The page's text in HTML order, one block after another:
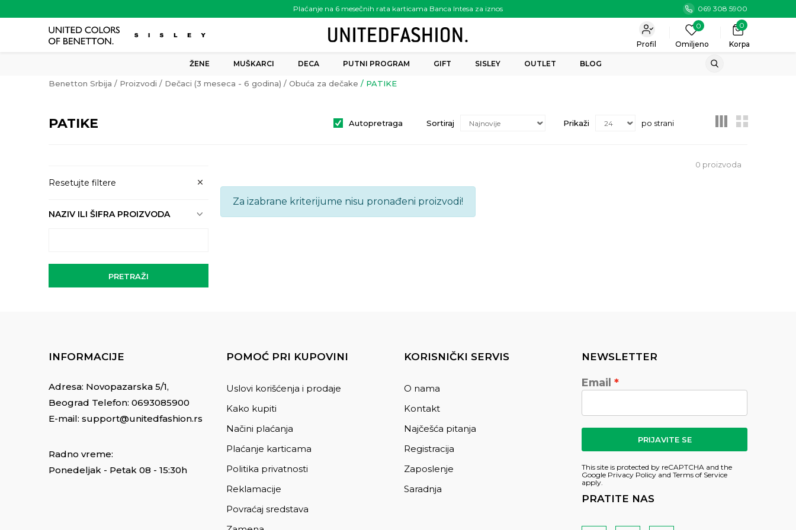
Plaćanje na 6 mesečnih rata karticama Banca Intesa za iznos
preko 6.000.00 rsd
069 308 5900
Korpa
0
0
Omiljeno
Profil
ŽENE MUŠKARCI DECA PUTNI PROGRAM GIFT SISLEY OUTLET BLOG
Benetton Srbija Proizvodi Dečaci (3 meseca - 6 godina) Obuća za dečake PATIKE
PATIKE Autopretraga Sortiraj Prikaži po strani
Resetujte filtere
NAZIV ILI ŠIFRA PROIZVODA
PRETRAŽI
0 proizvoda
Za izabrane kriterijume nisu pronađeni proizvodi!
INFORMACIJE
Adresa: Novopazarska 5/1,
Beograd Telefon: 0693085900
E-mail: support@unitedfashion.rs
Radno vreme:
Ponedeljak - Petak 08 - 15:30h
POMOĆ PRI KUPOVINI
Uslovi korišćenja i prodaje
Kako kupiti
Načini plaćanja
Plaćanje karticama
Politika privatnosti
Reklamacije
Povraćaj sredstava
KORISNIČKI SERVIS
O nama
Kontakt
Najčešća pitanja
Registracija
Zaposlenje
Saradnja
NEWSLETTER
Email
PRIJAVITE SE
This site is protected by reCAPTCHA and the
Google Privacy Policy and Terms of Service
apply.
PRATITE NAS